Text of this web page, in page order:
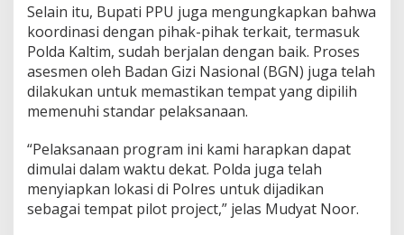
Selain itu, Bupati PPU juga mengungkapkan bahwa
koordinasi dengan pihak-pihak terkait, termasuk
Polda Kaltim, sudah berjalan dengan baik. Proses
asesmen oleh Badan Gizi Nasional (BGN) juga telah
dilakukan untuk memastikan tempat yang dipilih
memenuhi standar pelaksanaan.
“Pelaksanaan program ini kami harapkan dapat
dimulai dalam waktu dekat. Polda juga telah
menyiapkan lokasi di Polres untuk dijadikan
sebagai tempat pilot project,” jelas Mudyat Noor.